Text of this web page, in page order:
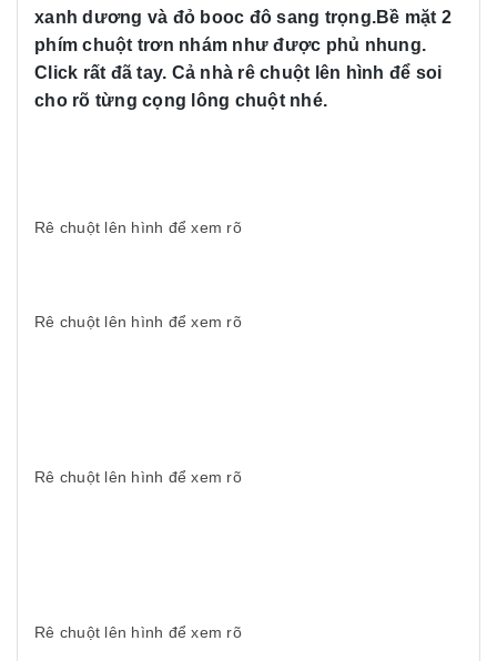
xanh dương và đỏ booc đô sang trọng.Bề mặt 2
phím chuột trơn nhám như được phủ nhung.
Click rất đã tay. Cả nhà rê chuột lên hình để soi
cho rõ từng cọng lông chuột nhé.
Rê chuột lên hình để xem rõ
Rê chuột lên hình để xem rõ
Rê chuột lên hình để xem rõ
Rê chuột lên hình để xem rõ